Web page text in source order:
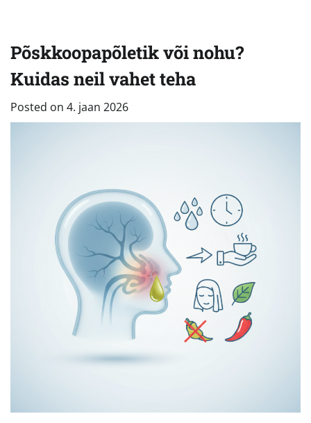
Põskkoopapõletik või nohu?
Kuidas neil vahet teha
Posted on 4. jaan 2026